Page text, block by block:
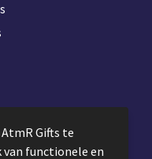
Gifts te
functionele en